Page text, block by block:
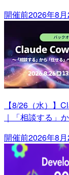
開催前2026年8
【8/26（水）】
｜「相談する」
開催前2026年8